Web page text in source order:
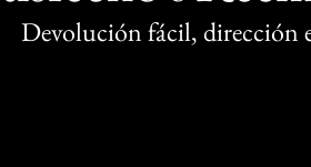
Devolución fácil, dirección